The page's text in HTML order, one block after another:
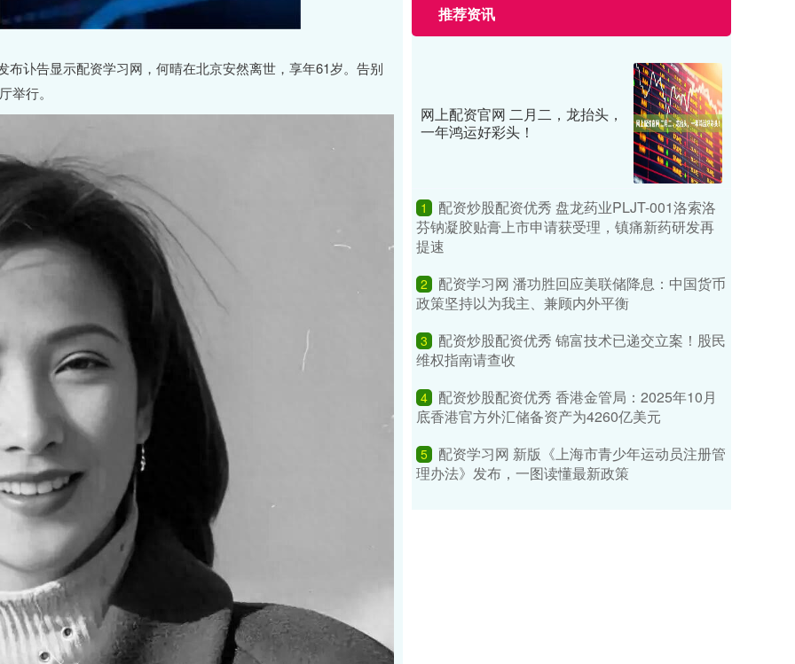
讣告显示配资学习网，何晴在北京安然离世，享年61岁。告别
举行。
推荐资讯
网上配资官网 二月二，龙抬头，
一年鸿运好彩头！
1
配资炒股配资优秀 盘龙药业PLJT-001洛索洛
芬钠凝胶贴膏上市申请获受理，镇痛新药研发再
提速
2
配资学习网 潘功胜回应美联储降息：中国货币
政策坚持以为我主、兼顾内外平衡
3
配资炒股配资优秀 锦富技术已递交立案！股民
维权指南请查收
4
配资炒股配资优秀 香港金管局：2025年10月
底香港官方外汇储备资产为4260亿美元
5
配资学习网 新版《上海市青少年运动员注册管
理办法》发布，一图读懂最新政策